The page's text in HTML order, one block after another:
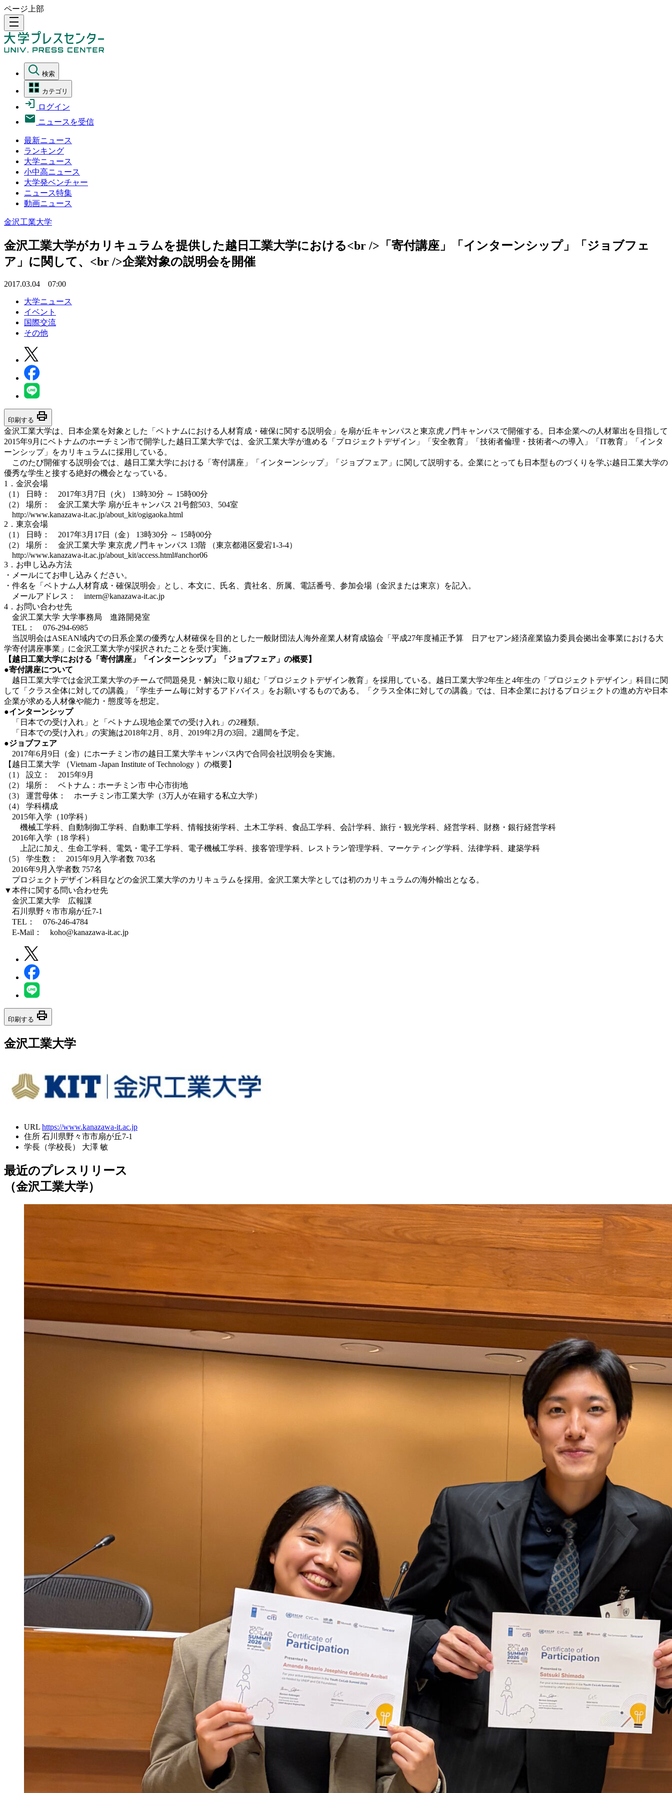
ページ上部
density_medium
検索
カテゴリ
ログイン
ニュースを受信
最新ニュース
ランキング
大学ニュース
小中高ニュース
大学発ベンチャー
ニュース特集
動画ニュース
金沢工業大学
金沢工業大学がカリキュラムを提供した越日工業大学における<br />「寄付講座」「インターンシップ」「ジョブフェ
ア」に関して、<br />企業対象の説明会を開催
2017.03.04 07:00
大学ニュース
イベント
国際交流
その他
印刷する print
金沢工業大学は、日本企業を対象とした「ベトナムにおける人材育成・確保に関する説明会」を扇が丘キャンパスと東京虎ノ門キャンパスで開催する。日本企業への人材輩出を目指して
2015年9月にベトナムのホーチミン市で開学した越日工業大学では、金沢工業大学が進める「プロジェクトデザイン」「安全教育」「技術者倫理・技術者への導入」「IT教育」「インタ
ーンシップ」をカリキュラムに採用している。
このたび開催する説明会では、越日工業大学における「寄付講座」「インターンシップ」「ジョブフェア」に関して説明する。企業にとっても日本型ものづくりを学ぶ越日工業大学の
優秀な学生と接する絶好の機会となっている。
1．金沢会場
（1） 日時： 2017年3月7日（火） 13時30分 ～ 15時00分
（2） 場所： 金沢工業大学 扇が丘キャンパス 21号館503、504室
http://www.kanazawa-it.ac.jp/about_kit/ogigaoka.html
2．東京会場
（1） 日時： 2017年3月17日（金） 13時30分 ～ 15時00分
（2） 場所： 金沢工業大学 東京虎ノ門キャンパス 13階 （東京都港区愛宕1-3-4）
http://www.kanazawa-it.ac.jp/about_kit/access.html#anchor06
3．お申し込み方法
・メールにてお申し込みください。
・件名を「ベトナム人材育成・確保説明会」とし、本文に、氏名、貴社名、所属、電話番号、参加会場（金沢または東京）を記入。
メールアドレス： intern@kanazawa-it.ac.jp
4．お問い合わせ先
金沢工業大学 大学事務局 進路開発室
TEL： 076-294-6985
当説明会はASEAN域内での日系企業の優秀な人材確保を目的とした一般財団法人海外産業人材育成協会「平成27年度補正予算 日アセアン経済産業協力委員会拠出金事業における大
学寄付講座事業」に金沢工業大学が採択されたことを受け実施。
【越日工業大学における「寄付講座」「インターンシップ」「ジョブフェア」の概要】
●寄付講座について
越日工業大学では金沢工業大学のチームで問題発見・解決に取り組む「プロジェクトデザイン教育」を採用している。越日工業大学2年生と4年生の「プロジェクトデザイン」科目に関
して「クラス全体に対しての講義」「学生チーム毎に対するアドバイス」をお願いするものである。「クラス全体に対しての講義」では、日本企業におけるプロジェクトの進め方や日本
企業が求める人材像や能力・態度等を想定。
●インターンシップ
「日本での受け入れ」と「ベトナム現地企業での受け入れ」の2種類。
「日本での受け入れ」の実施は2018年2月、8月、2019年2月の3回。2週間を予定。
●ジョブフェア
2017年6月9日（金）にホーチミン市の越日工業大学キャンパス内で合同会社説明会を実施。
【越日工業大学 （Vietnam -Japan Institute of Technology ）の概要】
（1） 設立： 2015年9月
（2） 場所： ベトナム：ホーチミン市 中心市街地
（3） 運営母体： ホーチミン市工業大学（3万人が在籍する私立大学）
（4） 学科構成
2015年入学（10学科）
機械工学科、自動制御工学科、自動車工学科、情報技術学科、土木工学科、食品工学科、会計学科、旅行・観光学科、経営学科、財務・銀行経営学科
2016年入学（18 学科）
上記に加え、生命工学科、電気・電子工学科、電子機械工学科、接客管理学科、レストラン管理学科、マーケティング学科、法律学科、建築学科
（5） 学生数： 2015年9月入学者数 703名
2016年9月入学者数 757名
プロジェクトデザイン科目などの金沢工業大学のカリキュラムを採用。金沢工業大学としては初のカリキュラムの海外輸出となる。
▼本件に関する問い合わせ先
金沢工業大学 広報課
石川県野々市市扇が丘7-1
TEL： 076-246-4784
E-Mail： koho@kanazawa-it.ac.jp
印刷する print
金沢工業大学
URL https://www.kanazawa-it.ac.jp
住所 石川県野々市市扇が丘7-1
学長（学校長）
大澤 敏
最近のプレスリリース
（金沢工業大学）